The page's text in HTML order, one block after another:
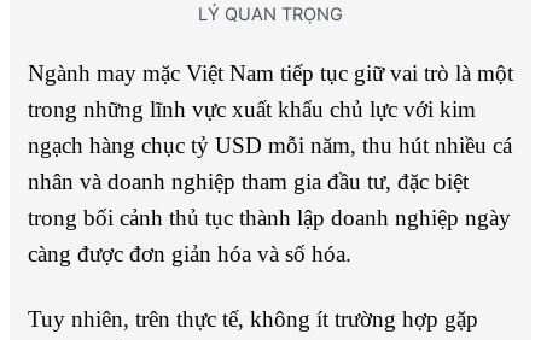
LÝ QUAN TRỌNG
Ngành may mặc Việt Nam tiếp tục giữ vai trò là một
trong những lĩnh vực xuất khẩu chủ lực với kim
ngạch hàng chục tỷ USD mỗi năm, thu hút nhiều cá
nhân và doanh nghiệp tham gia đầu tư, đặc biệt
trong bối cảnh thủ tục thành lập doanh nghiệp ngày
càng được đơn giản hóa và số hóa.
Tuy nhiên, trên thực tế, không ít trường hợp gặp